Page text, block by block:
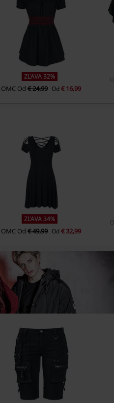
Basic tričko (cca 160 g/m2) -
Regularweight
ZĽAVA 32%
OMC Od € 24,99 Od € 16,99
ZĽAVA 34%
OMC Od € 49,99 Od € 32,99